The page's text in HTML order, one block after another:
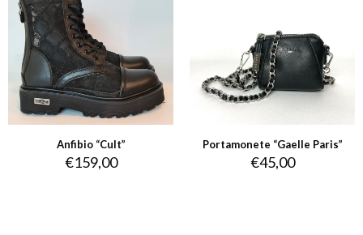
Anfibio “Cult”
€159,00
Portamonete “Gaelle Paris”
€45,00